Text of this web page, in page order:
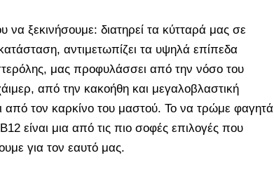
να ξεκινήσουμε: διατηρεί τα κύτταρά μας σε
αντιμετωπίζει τα υψηλά επίπεδα
μας προφυλάσσει από την νόσο του
από την κακοήθη και μεγαλοβλαστική
από τον καρκίνο του μαστού. Το να τρώμε φαγητά
είναι μια από τις πιο σοφές επιλογές που
για τον εαυτό μας.